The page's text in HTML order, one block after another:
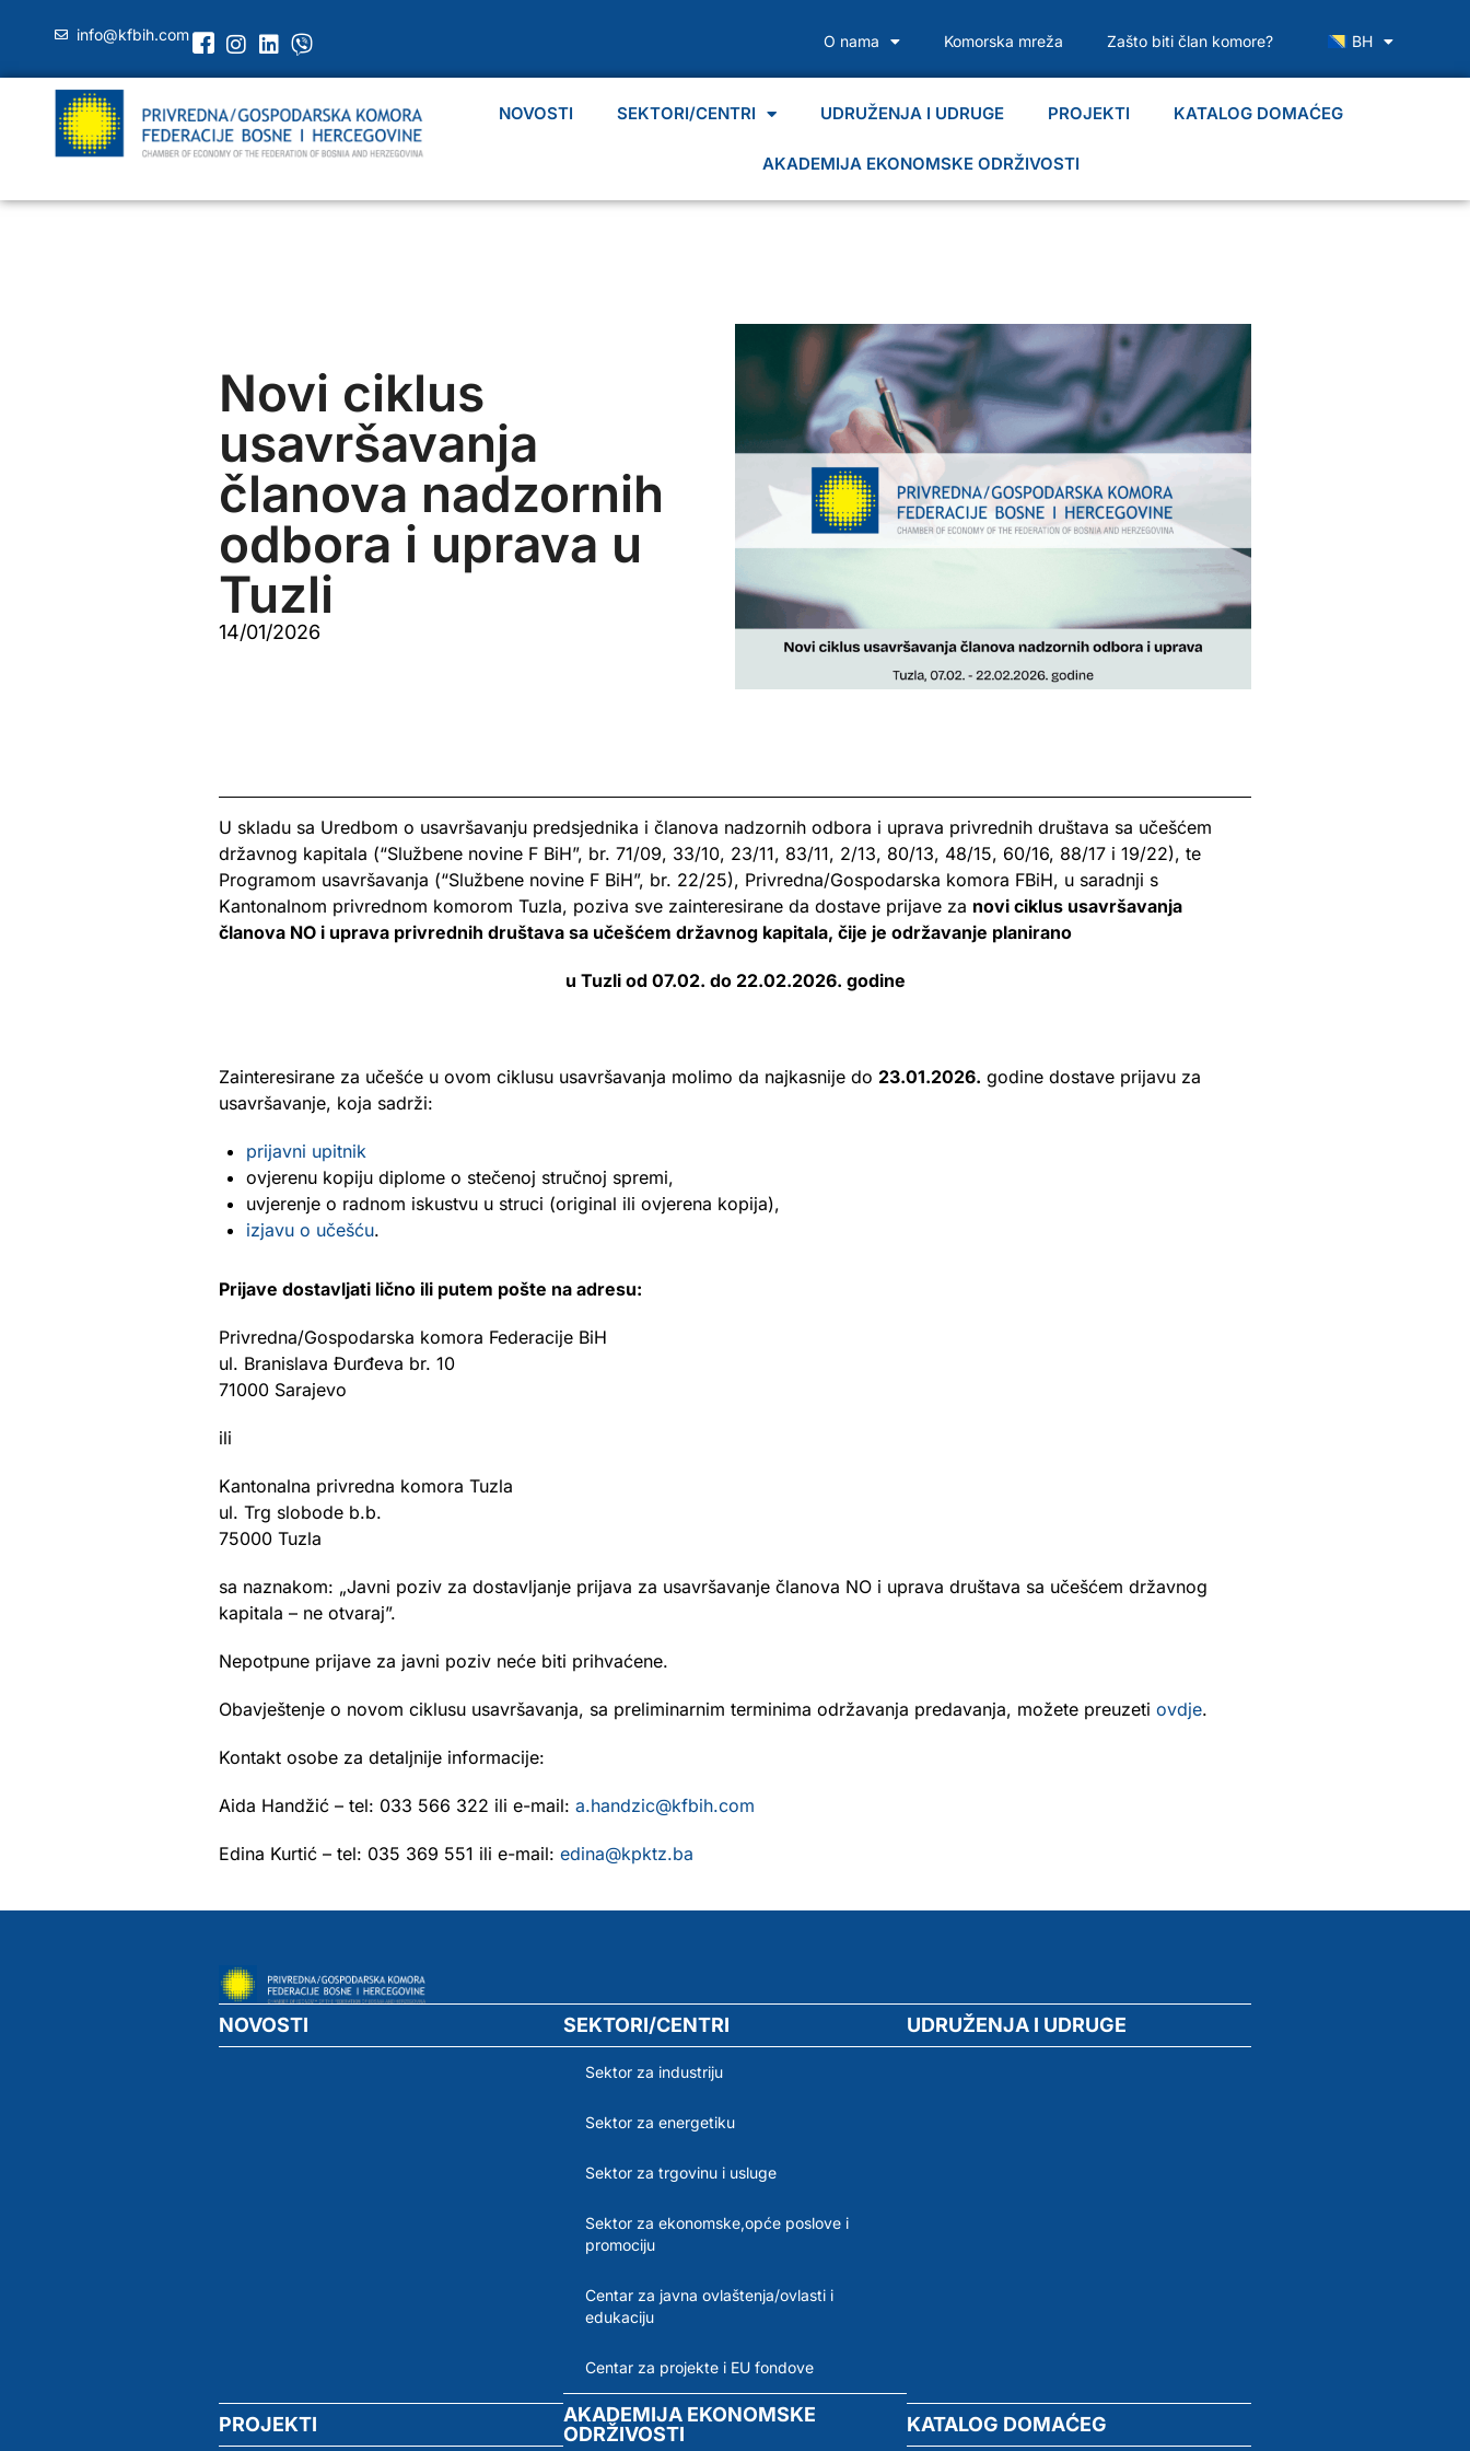
info@kfbih.com O nama Komorska mreža Zašto biti član komore? BH
NOVOSTI SEKTORI/CENTRI UDRUŽENJA I UDRUGE PROJEKTI KATALOG DOMAĆEG
AKADEMIJA EKONOMSKE ODRŽIVOSTI
Novi ciklus
usavršavanja
članova nadzornih
odbora i uprava u
Tuzli
14/01/2026
U skladu sa Uredbom o usavršavanju predsjednika i članova nadzornih odbora i uprava privrednih društava sa učešćem
državnog kapitala (“Službene novine F BiH”, br. 71/09, 33/10, 23/11, 83/11, 2/13, 80/13, 48/15, 60/16, 88/17 i 19/22), te
Programom usavršavanja (“Službene novine F BiH”, br. 22/25), Privredna/Gospodarska komora FBiH, u saradnji s
Kantonalnom privrednom komorom Tuzla, poziva sve zainteresirane da dostave prijave za novi ciklus usavršavanja
članova NO i uprava privrednih društava sa učešćem državnog kapitala, čije je održavanje planirano
u Tuzli od 07.02. do 22.02.2026. godine
Zainteresirane za učešće u ovom ciklusu usavršavanja molimo da najkasnije do 23.01.2026. godine dostave prijavu za
usavršavanje, koja sadrži:
prijavni upitnik
ovjerenu kopiju diplome o stečenoj stručnoj spremi,
uvjerenje o radnom iskustvu u struci (original ili ovjerena kopija),
izjavu o učešću.
Prijave dostavljati lično ili putem pošte na adresu:
Privredna/Gospodarska komora Federacije BiH
ul. Branislava Đurđeva br. 10
71000 Sarajevo
ili
Kantonalna privredna komora Tuzla
ul. Trg slobode b.b.
75000 Tuzla
sa naznakom: „Javni poziv za dostavljanje prijava za usavršavanje članova NO i uprava društava sa učešćem državnog
kapitala – ne otvaraj”.
Nepotpune prijave za javni poziv neće biti prihvaćene.
Obavještenje o novom ciklusu usavršavanja, sa preliminarnim terminima održavanja predavanja, možete preuzeti ovdje.
Kontakt osobe za detaljnije informacije:
Aida Handžić – tel: 033 566 322 ili e-mail: a.handzic@kfbih.com
Edina Kurtić – tel: 035 369 551 ili e-mail: edina@kpktz.ba
NOVOSTI SEKTORI/CENTRI
Sektor za industriju
Sektor za energetiku
Sektor za trgovinu i usluge
Sektor za ekonomske,opće poslove i
promociju
Centar za javna ovlaštenja/ovlasti i
edukaciju
Centar za projekte i EU fondove
UDRUŽENJA I UDRUGE
PROJEKTI
AKADEMIJA EKONOMSKE
ODRŽIVOSTI
KATALOG DOMAĆEG